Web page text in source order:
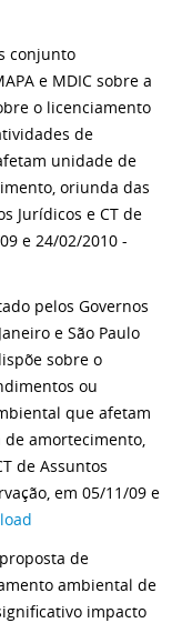
conjunto
e MDIC sobre a
o licenciamento
de
unidade de
oriunda das
Jurídicos e CT de
e 24/02/2010 -
pelos Governos
e São Paulo
sobre o
ou
que afetam
de amortecimento,
de Assuntos
em 05/11/09 e
de
ambiental de
impacto